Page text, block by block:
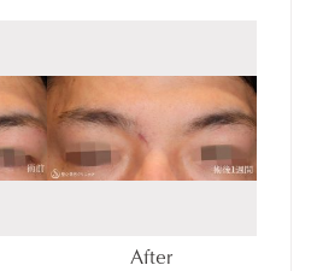
After